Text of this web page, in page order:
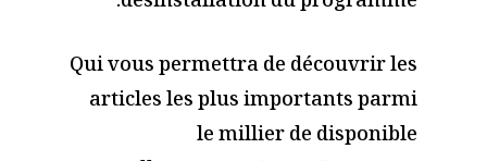
Qui vous permettra de découvrir les
articles les plus importants parmi
le millier de disponible